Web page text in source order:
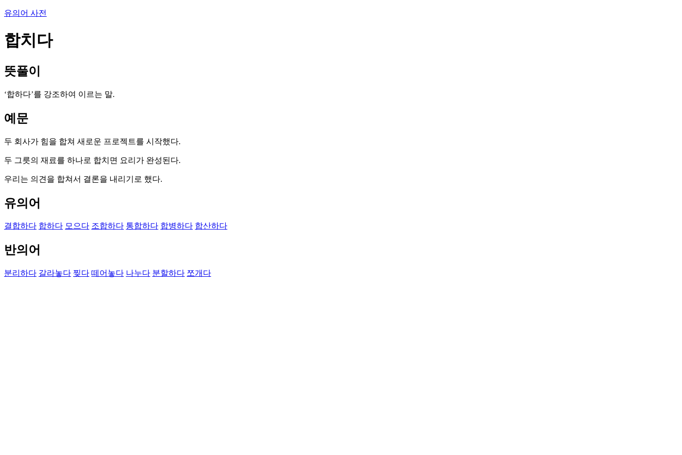
유의어 사전
합치다
뜻풀이
‘합하다’를 강조하여 이르는 말.
예문
두 회사가 힘을 합쳐 새로운 프로젝트를 시작했다.
두 그릇의 재료를 하나로 합치면 요리가 완성된다.
우리는 의견을 합쳐서 결론을 내리기로 했다.
유의어
결합하다 합하다 모으다 조합하다 통합하다 합병하다 합산하다
반의어
분리하다 갈라놓다 찢다 떼어놓다 나누다 분할하다 쪼개다